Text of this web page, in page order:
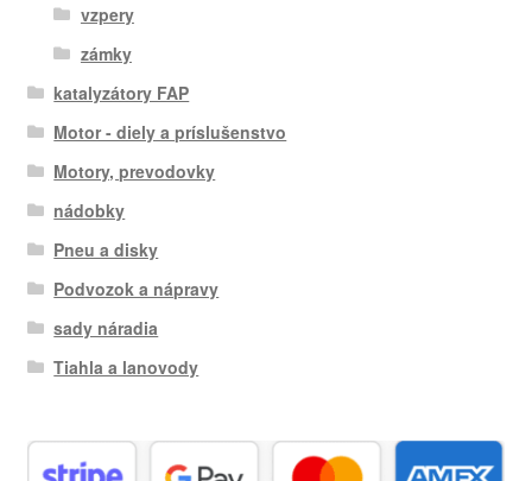
vzpery
zámky
katalyzátory FAP
Motor - diely a príslušenstvo
Motory, prevodovky
nádobky
Pneu a disky
Podvozok a nápravy
sady náradia
Tiahla a lanovody